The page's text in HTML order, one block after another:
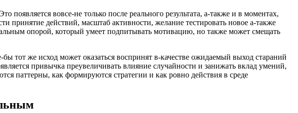
вовсе-не только после реального результата, а-также и в моментах,
принятие действий, масштаб активности, желание тестировать новое а-также
опорой, который умеет подпитывать мотивацию, но также может смещать
тот же исход может оказаться воспринят в-качестве ожидаемый выход стараний
привычка преувеличивать влияние случайности и занижать вклад умений,
паттерны, как формируются стратегии и как ровно действия в среде